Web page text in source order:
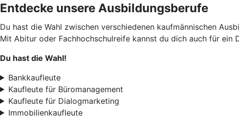
Entdecke unsere Ausbildungsberufe
Du hast die Wahl zwischen verschiedenen kaufmännischen
Mit Abitur oder Fachhochschulreife kannst du dich auch für ein
Du hast die Wahl!
Bankkaufleute
Kaufleute für Büromanagement
Kaufleute für Dialogmarketing
Immobilienkaufleute